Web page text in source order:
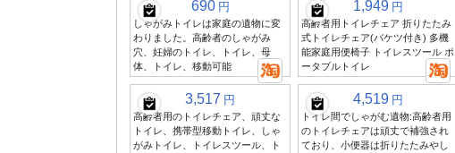
690 円
しゃがみトイレは家庭の遺物に変
わりました。高齢者のしゃがみ
穴、妊婦のトイレ、トイレ、母
体、トイレ、移動可能
1,949 円
高齢者用トイレチェア 折りたたみ
式トイレチェア(バケツ付き) 多機
能家庭用便椅子 トイレスツール ポ
ータブルトイレ
3,517 円
高齢者用のトイレチェア、頑丈な
トイレ、携帯型移動トイレ、しゃ
がみトイレ、トイレスツール、ト
4,519 円
トイレ間でしゃがむ遺物:高齢者用
のトイレチェアは頑丈で補強され
ており、小便器は折りたたみやし